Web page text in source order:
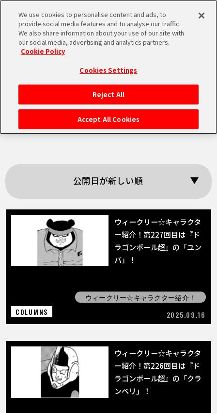
MEN
HOME
NEWS
RANKING
MOVIE
COLUMNS
ABOUT
JP
EN
「ウィークリー☆キ
ャラクター紹介！」
の検索結果
公開日が新しい順
ウィークリー☆キャラクタ
ー紹介！第227回目は『ド
ラゴンボール超』の「ユン
バ」！
ウィークリー☆キャラクター紹介！
COLUMNS
2025.09.16
ウィークリー☆キャラクタ
ー紹介！第226回目は『ド
ラゴンボール超』の「クラ
ンベリ」！
We use cookies to personalise content and ads, to
provide social media features and to analyse our traffic.
We also share information about your use of our site with
our social media, advertising and analytics partners.
Cookie Policy
Cookies Settings
Reject All
Accept All Cookies